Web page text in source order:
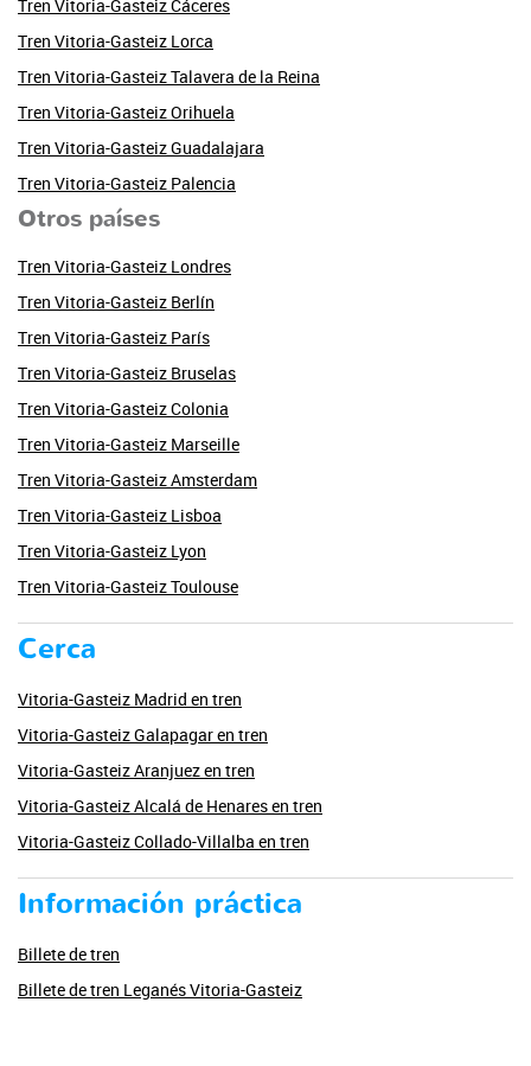
Tren Vitoria-Gasteiz Cáceres
Tren Vitoria-Gasteiz Lorca
Tren Vitoria-Gasteiz Talavera de la Reina
Tren Vitoria-Gasteiz Orihuela
Tren Vitoria-Gasteiz Guadalajara
Tren Vitoria-Gasteiz Palencia
Otros países
Tren Vitoria-Gasteiz Londres
Tren Vitoria-Gasteiz Berlín
Tren Vitoria-Gasteiz París
Tren Vitoria-Gasteiz Bruselas
Tren Vitoria-Gasteiz Colonia
Tren Vitoria-Gasteiz Marseille
Tren Vitoria-Gasteiz Amsterdam
Tren Vitoria-Gasteiz Lisboa
Tren Vitoria-Gasteiz Lyon
Tren Vitoria-Gasteiz Toulouse
Cerca
Vitoria-Gasteiz Madrid en tren
Vitoria-Gasteiz Galapagar en tren
Vitoria-Gasteiz Aranjuez en tren
Vitoria-Gasteiz Alcalá de Henares en tren
Vitoria-Gasteiz Collado-Villalba en tren
Información práctica
Billete de tren
Billete de tren Leganés Vitoria-Gasteiz